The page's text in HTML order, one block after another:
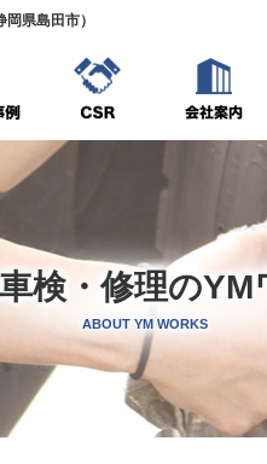
県島田市）
検・修理のYM
ABOUT YM WORKS